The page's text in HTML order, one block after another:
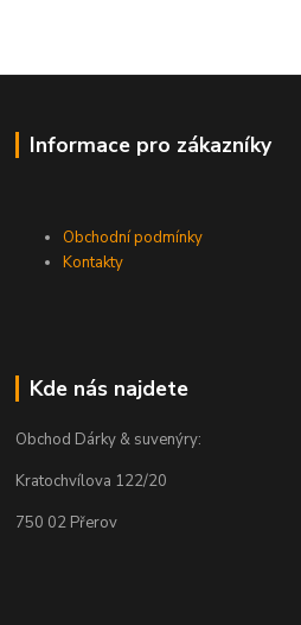
Informace pro zákazníky
Obchodní podmínky
Kontakty
Kde nás najdete
Obchod Dárky & suvenýry:
Kratochvílova 122/20
750 02 Přerov